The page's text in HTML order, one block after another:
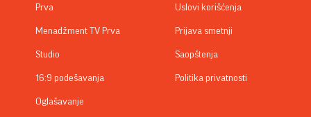
Prva
Menadžment TV Prva
Studio
16:9 podešavanja
Oglašavanje
Uslovi korišćenja
Prijava smetnji
Saopštenja
Politika privatnosti